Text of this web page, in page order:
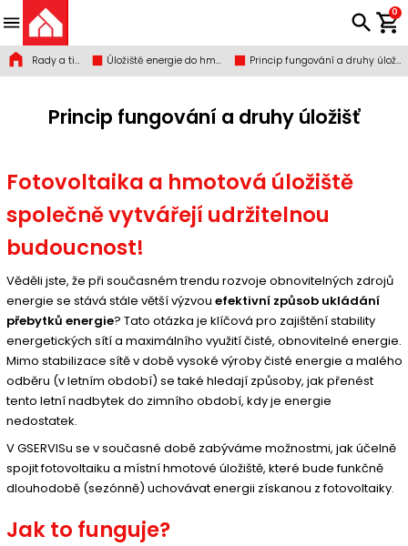
0
Rady a tipy Úložiště energie do hmoty Princip fungování a druhy úložišť
Princip fungování a druhy úložišť
Fotovoltaika a hmotová úložiště
společně vytvářejí udržitelnou
budoucnost!
Věděli jste, že při současném trendu rozvoje obnovitelných zdrojů
energie se stává stále větší výzvou efektivní způsob ukládání
přebytků energie? Tato otázka je klíčová pro zajištění stability
energetických sítí a maximálního využití čisté, obnovitelné energie.
Mimo stabilizace sítě v době vysoké výroby čisté energie a malého
odběru (v letním období) se také hledají způsoby, jak přenést
tento letní nadbytek do zimního období, kdy je energie
nedostatek.
V GSERVISu se v současné době zabýváme možnostmi, jak účelně
spojit fotovoltaiku a místní hmotové úložiště, které bude funkčně
dlouhodobě (sezónně) uchovávat energii získanou z fotovoltaiky.
Jak to funguje?